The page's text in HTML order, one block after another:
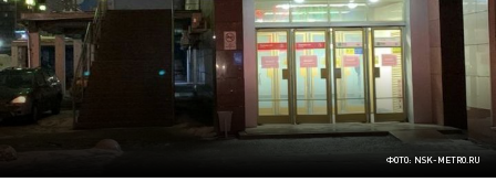
ФОТО: NSK-METRO.RU